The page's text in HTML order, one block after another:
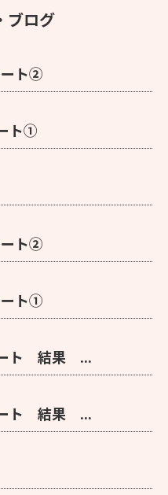
ブログ
ト②
ト①
ト②
ト①
ト 結果 ...
ト 結果 ...